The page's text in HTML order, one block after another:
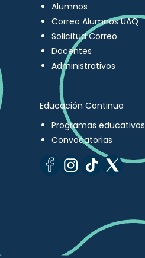
Alumnos
Correo Alumnos UAQ
Solicitud Correo
Docentes
Administrativos
Educación Continua
Programas educativos
Convocatorias